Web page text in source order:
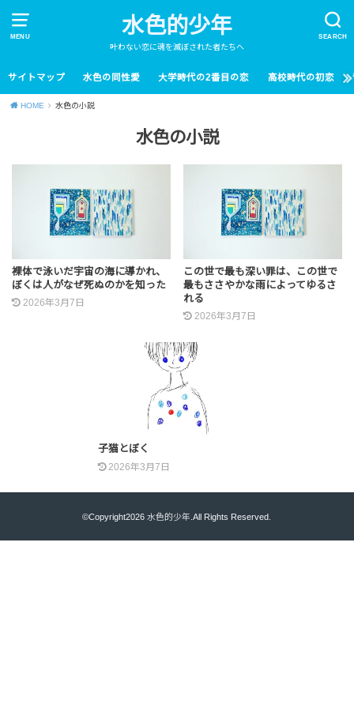
MENU SEARCH
水色的少年
叶わない恋に魂を滅ぼされた者たちへ
サイトマップ 水色の同性愛 大学時代の2番目の恋 高校時代の初恋
HOME 水色の小説
水色の小説
裸体で泳いだ宇宙の海に導かれ、
ぼくは人がなぜ死ぬのかを知った
2026年3月7日
この世で最も深い罪は、この世で
最もささやかな雨によってゆるさ
れる
2026年3月7日
子猫とぼく
2026年3月7日
©Copyright2026水色的少年 .All Rights Reserved.